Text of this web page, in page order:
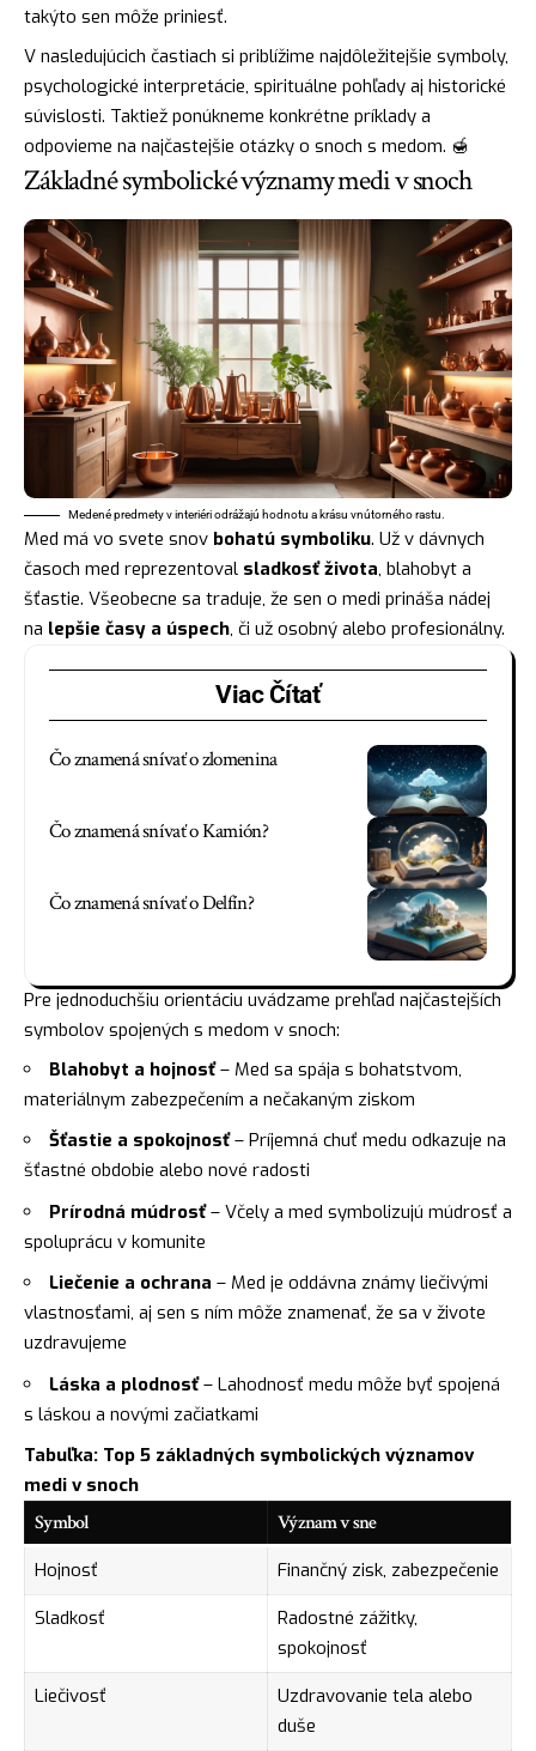
takýto sen môže priniesť.
V nasledujúcich častiach si priblížime najdôležitejšie symboly,
psychologické interpretácie, spirituálne pohľady aj historické
súvislosti. Taktiež ponúkneme konkrétne príklady a
odpovieme na najčastejšie otázky o snoch s medom. 🍯
Základné symbolické významy medi v snoch
Medené predmety v interiéri odrážajú hodnotu a krásu vnútorného rastu.
Med má vo svete snov bohatú symboliku. Už v dávnych
časoch med reprezentoval sladkosť života, blahobyt a
šťastie. Všeobecne sa traduje, že sen o medi prináša nádej
na lepšie časy a úspech, či už osobný alebo profesionálny.
Viac Čítať
Čo znamená snívať o zlomenina
Čo znamená snívať o Kamión?
Čo znamená snívať o Delfín?
Pre jednoduchšiu orientáciu uvádzame prehľad najčastejších
symbolov spojených s medom v snoch:
Blahobyt a hojnosť– Med sa spája s bohatstvom,
materiálnym zabezpečením a nečakaným ziskom
Šťastie a spokojnosť– Príjemná chuť medu odkazuje na
šťastné obdobie alebo nové radosti
Prírodná múdrosť– Včely a med symbolizujú múdrosť a
spoluprácu v komunite
Liečenie a ochrana – Med je oddávna známy liečivými
vlastnosťami, aj sen s ním môže znamenať, že sa v živote
uzdravujeme
Láska a plodnosť– Lahodnosť medu môže byť spojená
s láskou a novými začiatkami
Tabuľka: Top 5 základných symbolických významov
medi v snoch
Symbol Význam v sne
Hojnosť
Finančný zisk, zabezpečenie
Sladkosť
Radostné zážitky,
spokojnosť
Liečivosť
Uzdravovanie tela alebo
duše